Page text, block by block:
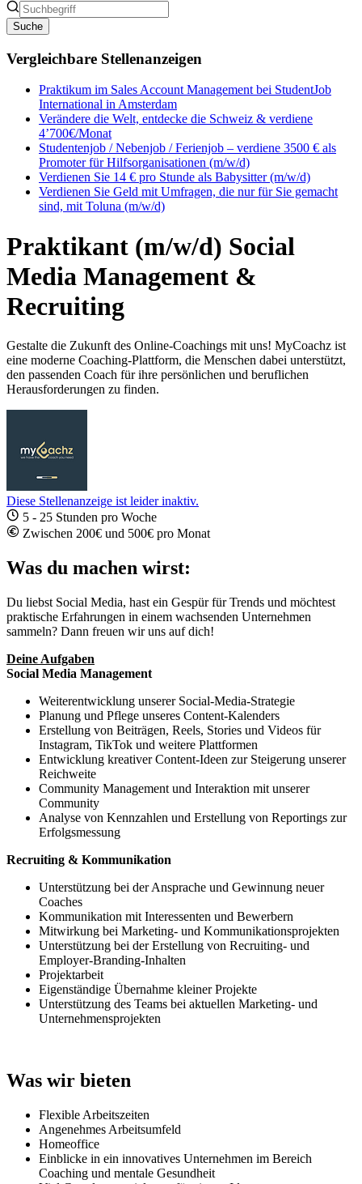
Suche
Vergleichbare Stellenanzeigen
Praktikum im Sales Account Management bei StudentJob
International in Amsterdam
Verändere die Welt, entdecke die Schweiz & verdiene
4’700€/Monat
Studentenjob / Nebenjob / Ferienjob – verdiene 3500 € als
Promoter für Hilfsorganisationen (m/w/d)
Verdienen Sie 14 € pro Stunde als Babysitter (m/w/d)
Verdienen Sie Geld mit Umfragen, die nur für Sie gemacht
sind, mit Toluna (m/w/d)
Praktikant (m/w/d) Social
Media Management &
Recruiting
Gestalte die Zukunft des Online-Coachings mit uns! MyCoachz ist
eine moderne Coaching-Plattform, die Menschen dabei unterstützt,
den passenden Coach für ihre persönlichen und beruflichen
Herausforderungen zu finden.
Diese Stellenanzeige ist leider inaktiv.
5 - 25 Stunden pro Woche
Zwischen 200€ und 500€ pro Monat
Was du machen wirst:
Du liebst Social Media, hast ein Gespür für Trends und möchtest
praktische Erfahrungen in einem wachsenden Unternehmen
sammeln? Dann freuen wir uns auf dich!
Deine Aufgaben
Social Media Management
Weiterentwicklung unserer Social-Media-Strategie
Planung und Pflege unseres Content-Kalenders
Erstellung von Beiträgen, Reels, Stories und Videos für
Instagram, TikTok und weitere Plattformen
Entwicklung kreativer Content-Ideen zur Steigerung unserer
Reichweite
Community Management und Interaktion mit unserer
Community
Analyse von Kennzahlen und Erstellung von Reportings zur
Erfolgsmessung
Recruiting & Kommunikation
Unterstützung bei der Ansprache und Gewinnung neuer
Coaches
Kommunikation mit Interessenten und Bewerbern
Mitwirkung bei Marketing- und Kommunikationsprojekten
Unterstützung bei der Erstellung von Recruiting- und
Employer-Branding-Inhalten
Projektarbeit
Eigenständige Übernahme kleiner Projekte
Unterstützung des Teams bei aktuellen Marketing- und
Unternehmensprojekten
Was wir bieten
Flexible Arbeitszeiten
Angenehmes Arbeitsumfeld
Homeoffice
Einblicke in ein innovatives Unternehmen im Bereich
Coaching und mentale Gesundheit